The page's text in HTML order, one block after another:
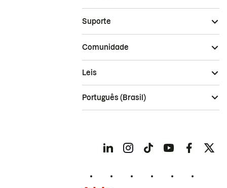
Suporte
Comunidade
Leis
Português (Brasil)